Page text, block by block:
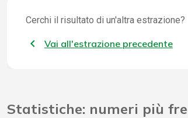
Cerchi il risultato di un'altra estrazione?
Vai all'estrazione precedente
Statistiche: numeri più